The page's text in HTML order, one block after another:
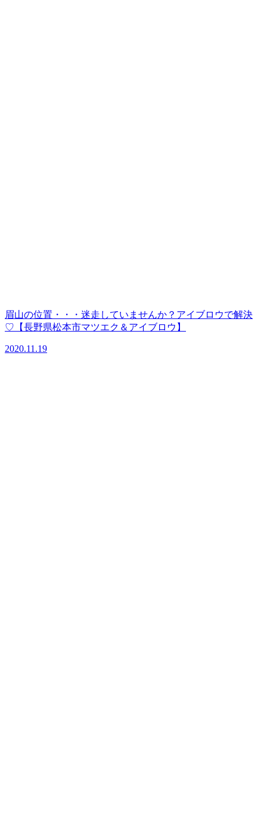
眉山の位置・・・迷走していませんか？アイブロウで解決
♡【長野県松本市マツエク＆アイブロウ】
2020.11.19